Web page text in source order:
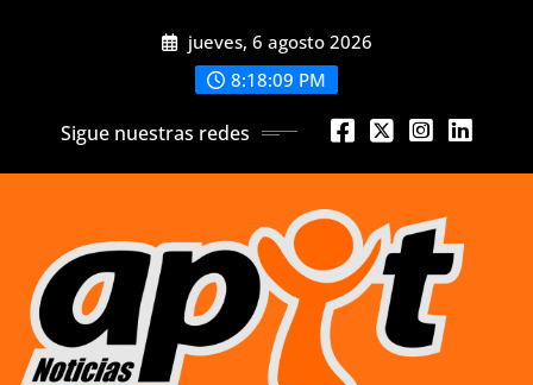
jueves, 6 agosto 2026
8:18:11 PM
Sigue nuestras redes